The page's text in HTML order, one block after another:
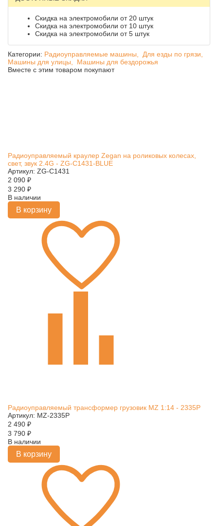
Скидка на электромобили от 20 штук
Скидка на электромобили от 10 штук
Скидка на электромобили от 5 штук
Категории: Радиоуправляемые машины,
Для езды по грязи,
Машины для улицы,
Машины для бездорожья
Вместе с этим товаром покупают
Радиоуправляемый краулер Zegan на роликовых колесах,
свет, звук 2.4G - ZG-C1431-BLUE
Артикул: ZG-C1431
2 090 ₽
3 290 ₽
В наличии
В корзину
Радиоуправляемый трансформер грузовик MZ 1:14 - 2335P
Артикул: MZ-2335P
2 490 ₽
3 790 ₽
В наличии
В корзину